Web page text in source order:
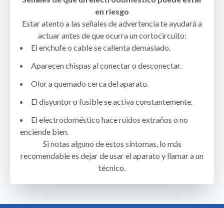
en riesgo
Estar atento a las señales de advertencia te ayudará a
actuar antes de que ocurra un cortocircuito:
El enchufe o cable se calienta demasiado.
Aparecen chispas al conectar o desconectar.
Olor a quemado cerca del aparato.
El disyuntor o fusible se activa constantemente.
El electrodoméstico hace ruidos extraños o no
enciende bien.
Si notas alguno de estos síntomas, lo más
recomendable es dejar de usar el aparato y llamar a un
técnico.